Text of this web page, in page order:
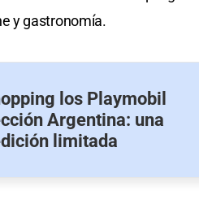
y gastronomía.
los Playmobil
Argentina: una
limitada